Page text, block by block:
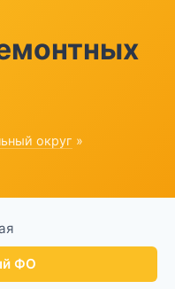
округ »
ФО